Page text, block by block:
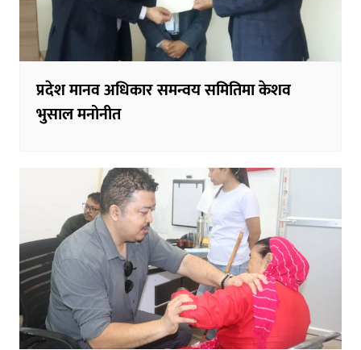
प्रदेश मानव अधिकार समन्वय समितिमा केशव
भुसाल मनोनीत